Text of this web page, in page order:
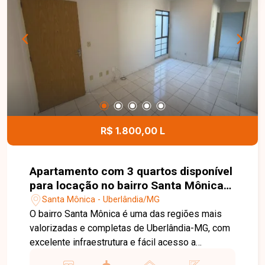
com churrasqueira, depósito no fundo e garagem
para 2 carros. Condomínio: conforme cadastro.
Agende sua visita e venha conhecer de perto
todos os detalhes deste imóvel. Uma excelente
oportunidade para quem busca espaço, conforto
e uma localização privilegiada em Uberlândia.
R$ 1.800,00 L
Apartamento com 3 quartos disponível
para locação no bairro Santa Mônica
em Uberlândia-MG
Santa Mônica - Uberlândia/MG
O bairro Santa Mônica é uma das regiões mais
valorizadas e completas de Uberlândia-MG, com
excelente infraestrutura e fácil acesso a